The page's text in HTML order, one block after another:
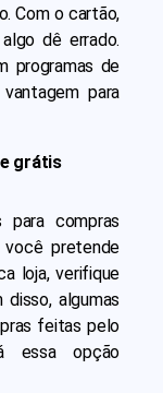
Com o cartão,
dê errado.
programas de
para
grátis
compras
você pretende
loja, verifique
algumas
feitas pelo
essa opção